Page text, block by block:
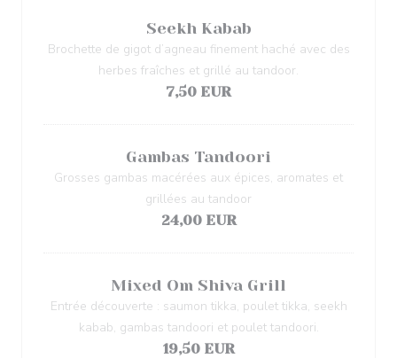
Seekh Kabab
Brochette de gigot d’agneau finement haché avec des
herbes fraîches et grillé au tandoor.
7,50 EUR
Gambas Tandoori
Grosses gambas macérées aux épices, aromates et
grillées au tandoor
24,00 EUR
Mixed Om Shiva Grill
Entrée découverte : saumon tikka, poulet tikka, seekh
kabab, gambas tandoori et poulet tandoori.
19,50 EUR